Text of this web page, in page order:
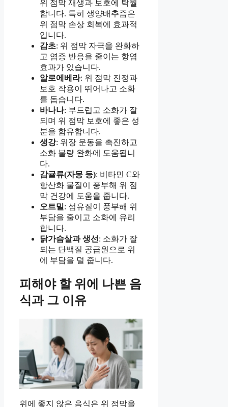
위 점막 재생과 보호에 탁월
합니다. 특히 생양배추즙은
위 점막 손상 회복에 효과적
입니다.
감초: 위 점막 자극을 완화하
고 염증 반응을 줄이는 항염
효과가 있습니다.
알로에베라: 위 점막 진정과
보호 작용이 뛰어나고 소화
를 돕습니다.
바나나: 부드럽고 소화가 잘
되며 위 점막 보호에 좋은 성
분을 함유합니다.
생강: 위장 운동을 촉진하고
소화 불량 완화에 도움됩니
다.
감귤류(자몽 등): 비타민 C와
항산화 물질이 풍부해 위 점
막 건강에 도움을 줍니다.
오트밀 : 섬유질이 풍부해 위
부담을 줄이고 소화에 유리
합니다.
닭가슴살과 생선 : 소화가 잘
되는 단백질 공급원으로 위
에 부담을 덜 줍니다.
피해야 할 위에 나쁜 음
식과 그 이유
위에 좋지 않은 음식은 위 점막을